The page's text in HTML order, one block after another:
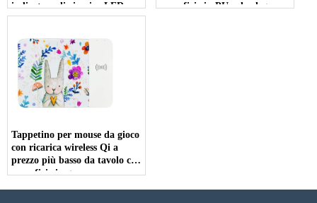
indicatore di ricarica LED e
supporto per telefono per
(MH-D84)
superficie in PU color legno
Tappetino per mouse da gioco
con ricarica wireless Qi a
prezzo più basso da tavolo con
superficie in gomma